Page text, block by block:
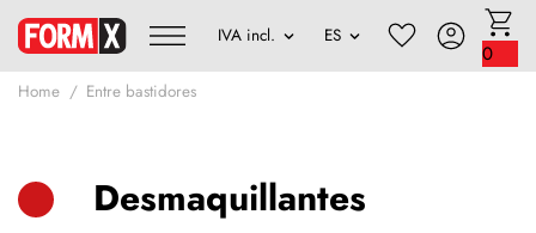
0
Home Entre bastidores
Desmaquillantes